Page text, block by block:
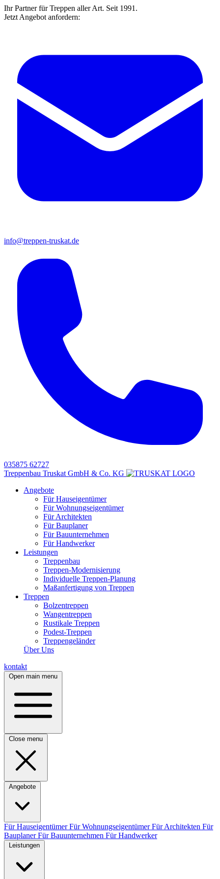
Ihr Partner für Treppen aller Art. Seit 1991.
Jetzt Angebot anfordern:
info@treppen-truskat.de
035875 62727
Treppenbau Truskat GmbH & Co. KG
Angebote
Für Hauseigentümer
Für Wohnungseigentümer
Für Architekten
Für Bauplaner
Für Bauunternehmen
Für Handwerker
Leistungen
Treppenbau
Treppen-Modernisierung
Individuelle Treppen-Planung
Maßanfertigung von Treppen
Treppen
Bolzentreppen
Wangentreppen
Rustikale Treppen
Podest-Treppen
Treppengeländer
Über Uns
kontakt
Open main menu
Close menu
Angebote
Für HauseigentümerFür WohnungseigentümerFür Architekten Für
BauplanerFür Bauunternehmen Für Handwerker
Leistungen